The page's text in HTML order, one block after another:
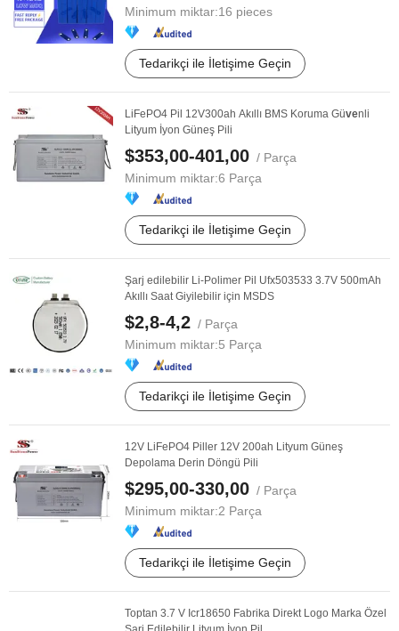
Minimum miktar:16 pieces
Tedarikçi ile İletişime Geçin
LiFePO4 Pil 12V300ah Akıllı BMS Koruma Güvenli
Lityum İyon Güneş Pili
$353,00-401,00 / Parça
Minimum miktar:6 Parça
Tedarikçi ile İletişime Geçin
Şarj edilebilir Li-Polimer Pil Ufx503533 3.7V 500mAh
Akıllı Saat Giyilebilir için MSDS
$2,8-4,2 / Parça
Minimum miktar:5 Parça
Tedarikçi ile İletişime Geçin
12V LiFePO4 Piller 12V 200ah Lityum Güneş
Depolama Derin Döngü Pili
$295,00-330,00 / Parça
Minimum miktar:2 Parça
Tedarikçi ile İletişime Geçin
Toptan 3.7 V Icr18650 Fabrika Direkt Logo Marka Özel